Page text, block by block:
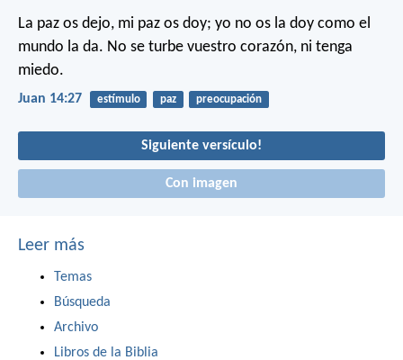
La paz os dejo, mi paz os doy; yo no os la doy como el
mundo la da. No se turbe vuestro corazón, ni tenga
miedo.
Juan 14:27 estímulo paz preocupación
Siguiente versículo!
Con imagen
Leer más
Temas
Búsqueda
Archivo
Libros de la Biblia